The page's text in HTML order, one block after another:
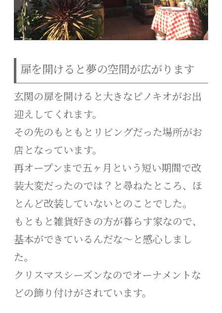
扉を開けると夢の空間が広がります
玄関の扉を開けると大きなピノキオがお出
迎えしてくれます。
その先のもともとリビングだった場所がお
店となっています。
再オープンまで五ヶ月という短い期間で改
装大変だったのでは？と尋ねたところ、ほ
とんど改装していないとのことでした。
もともと雑貨好きの方が暮らす家なので、
基本ができているんだな〜と感心しまし
た。
クリスマスシーズンなのでオーナメントな
どの飾り付けがされています。